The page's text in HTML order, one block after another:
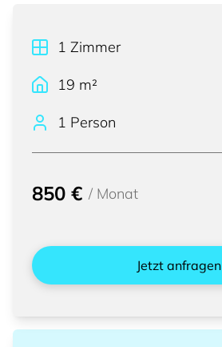
1 Zimmer
19 m²
1 Person
850 € / Monat
Jetzt anfragen